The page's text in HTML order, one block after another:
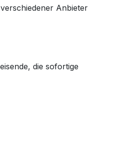
Anbieter
die sofortige